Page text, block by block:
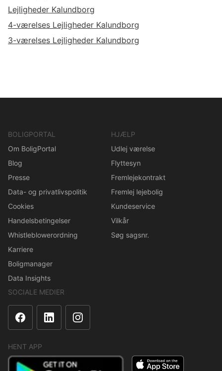
Lejligheder Kalundborg
4-værelses Lejligheder Kalundborg
3-værelses Lejligheder Kalundborg
BOLIGPORTAL
Om BoligPortal
Blog
Presse
Data- og privatlivspolitik
Cookies
Handelsbetingelser
Whistleblowerordning
Karriere
Boligmanager
Data Insights
HJÆLP
Udlej værelse
Flyttesyn
Fremlejekontrakt
Fremlej lejebolig
Kundeservice
Vilkår
Søg sagsnr.
SOCIALE MEDIER
HENT APP